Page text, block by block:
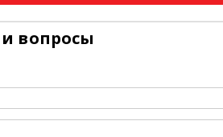
вопросы